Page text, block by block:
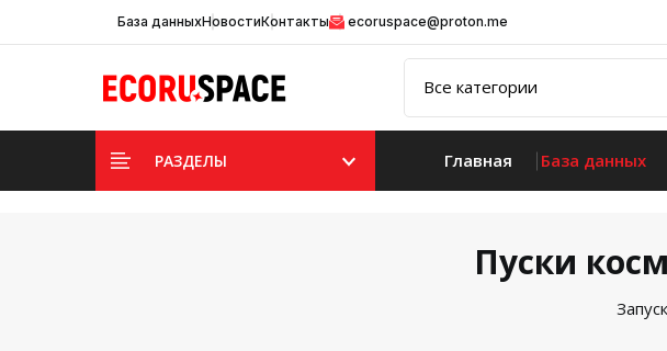
База данныхНовостиКонтакты ecoruspace@proton.me
РАЗДЕЛЫ Главная База данных
Пуски